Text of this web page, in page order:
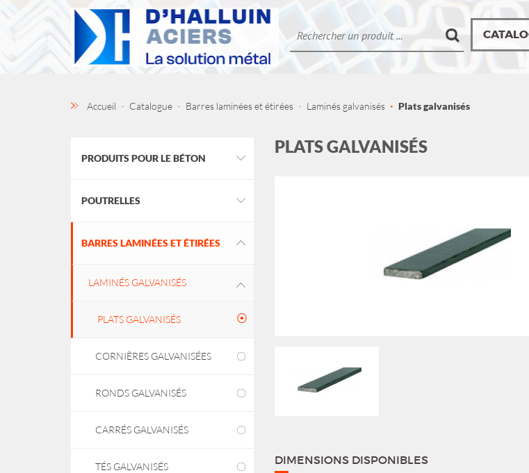
Accueil Catalogue Barres laminées et étirées Laminés galvanisés Plats galvanisés
PRODUITS POUR LE BÉTON
POUTRELLES
BARRES LAMINÉES ET ÉTIRÉES
LAMINÉS GALVANISÉS
PLATS GALVANISÉS
CORNIÈRES GALVANISÉES
RONDS GALVANISÉS
CARRÉS GALVANISÉS
TÉS GALVANISÉS
PLATS GALVANISÉS
DIMENSIONS DISPONIBLES